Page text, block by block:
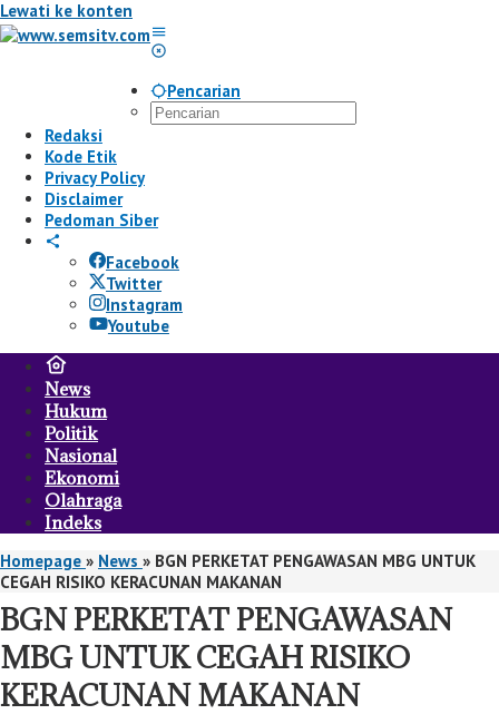
Lewati ke konten
Pencarian
Redaksi
Kode Etik
Privacy Policy
Disclaimer
Pedoman Siber
Facebook
Twitter
Instagram
Youtube
News
Hukum
Politik
Nasional
Ekonomi
Olahraga
Indeks
Homepage » News » BGN PERKETAT PENGAWASAN MBG UNTUK
CEGAH RISIKO KERACUNAN MAKANAN
BGN PERKETAT PENGAWASAN
MBG UNTUK CEGAH RISIKO
KERACUNAN MAKANAN